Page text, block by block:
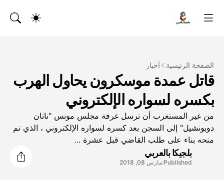
الصفحة الرئيسية أخبار
قاتل عمدة موسكرون يحاول الهرب
بكسره لسواره الإلكتروني
من غير المستغرب أن ترسل غرفة مجلس مونس "ناثان
دوبونشيل" إلى السجن بعد كسره لسواره الإلكتروني ، الذي تم
منحه بناء على طلب القاضي قبل عشرة ...
بلجيكا بالعربي
Published: مارس 08, 2018